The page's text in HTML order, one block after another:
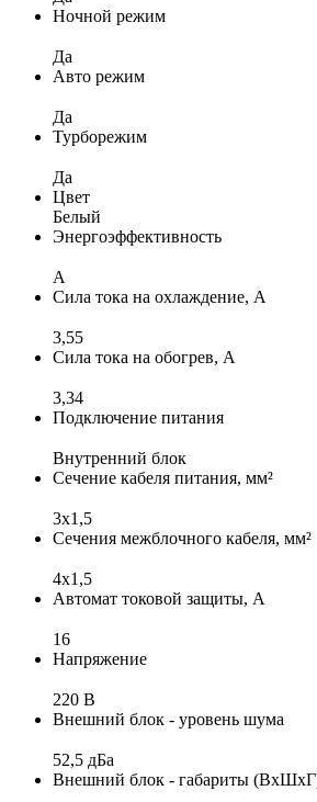
Ночной режим
Да
Авто режим
Да
Турборежим
Да
Цвет
Белый
Энергоэффективность
A
Сила тока на охлаждение, А
3,55
Сила тока на обогрев, А
3,34
Подключение питания
Внутренний блок
Сечение кабеля питания, мм²
3x1,5
Сечения межблочного кабеля, мм²
4х1,5
Автомат токовой защиты, А
16
Напряжение
220 В
Внешний блок - уровень шума
52,5 дБа
Внешний блок - габариты